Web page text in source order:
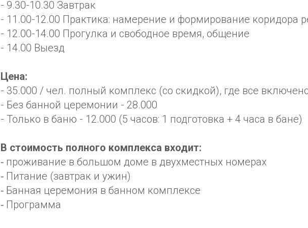
- 9.30-10.30 Завтрак
- 11.00-12.00 Практика: намерение и формирование коридора
- 12.00-14.00 Прогулка и свободное время, общение
- 14.00 Выезд
Цена:
- 35.000 / чел. полный комплекс (со скидкой), где все
- Без банной церемонии - 28.000
- Только в баню - 12.000 (5 часов: 1 подготовка + 4 часа в бане)
В стоимость полного комплекса входит:
⁃ проживание в большом доме в двухместных номерах
⁃ Питание (завтрак и ужин)
⁃ Банная церемония в банном комплексе
⁃ Программа